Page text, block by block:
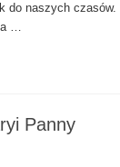
do naszych czasów.
…
Panny